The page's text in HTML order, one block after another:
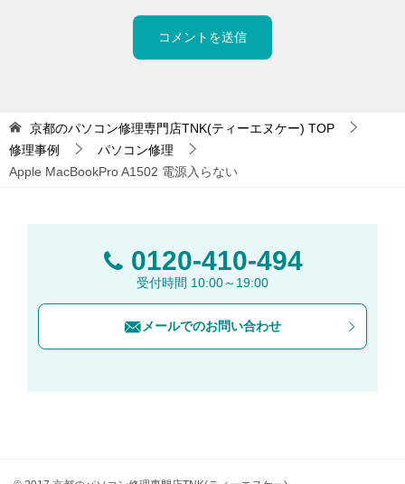
京都のパソコン修理専門店TNK(ティーエヌケー) TOP
修理事例
パソコン修理
Apple MacBookPro A1502 電源入らない
0120-410-494
受付時間 10:00～19:00
メールでのお問い合わせ